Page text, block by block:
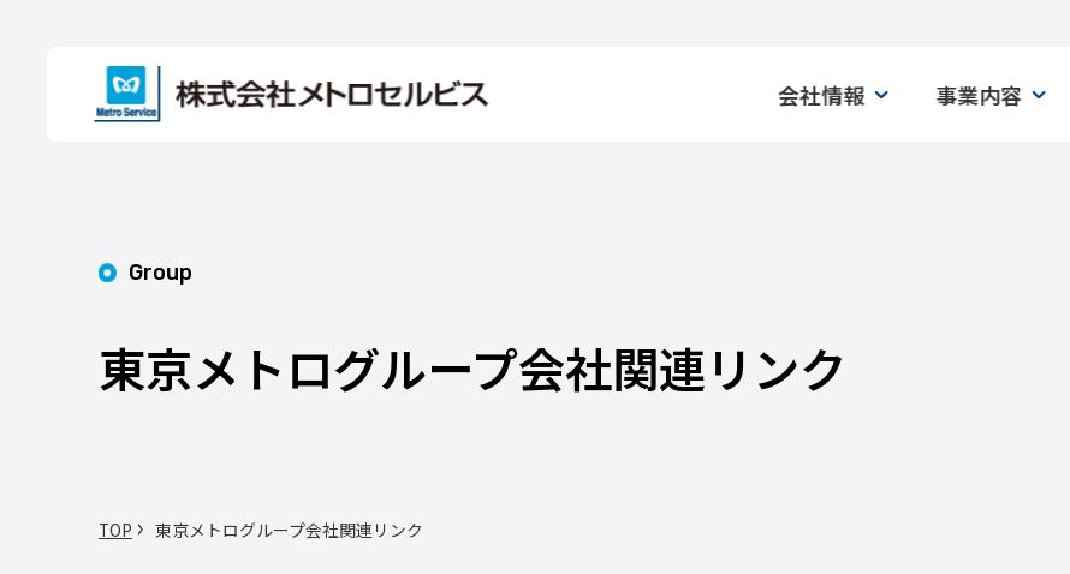
会社情報
組織図
事業内容
Group
東京メトログループ会社関連リンク
TOP 東京メトログループ会社関連リンク